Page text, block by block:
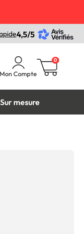
4,5/5
Mon Compte
0
Sur mesure